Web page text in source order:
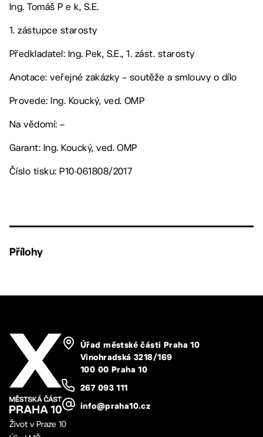
Ing. Tomáš P e k, S.E.
1. zástupce starosty
Předkladatel: Ing. Pek, S.E., 1. zást. starosty
Anotace: veřejné zakázky – soutěže a smlouvy o dílo
Provede: Ing. Koucký, ved. OMP
Na vědomí: –
Garant: Ing. Koucký, ved. OMP
Číslo tisku: P10-061808/2017
Přílohy
Úřad městské části Praha 10
Vinohradská 3218/169
100 00 Praha 10
267 093 111
info@praha10.cz
Život v Praze 10